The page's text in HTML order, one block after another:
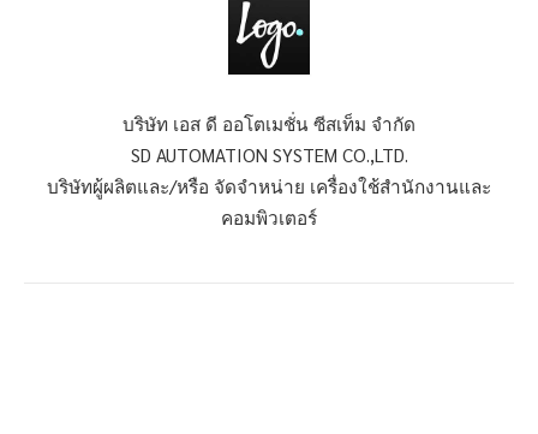
บริษัท เอส ดี ออโตเมชั่น ซีสเท็ม จำกัด
SD AUTOMATION SYSTEM CO.,LTD.
บริษัทผู้ผลิตและ/หรือ จัดจำหน่าย เครื่องใช้สำนักงานและ
คอมพิวเตอร์